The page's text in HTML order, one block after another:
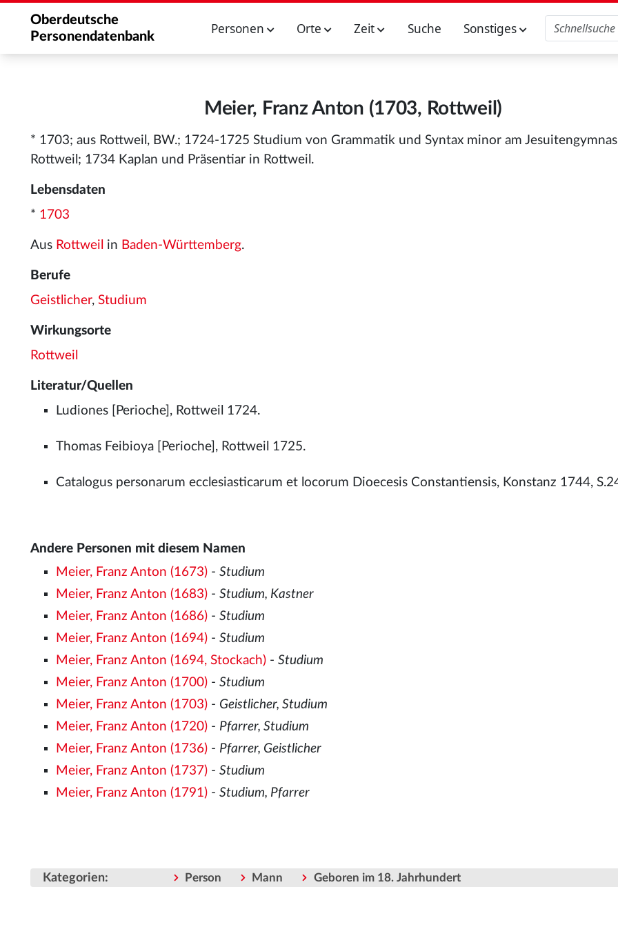
Oberdeutsche
Personendatenbank
Personen Orte Zeit Suche Sonstiges
Meier, Franz Anton (1703, Rottweil)
* 1703; aus Rottweil, BW.; 1724-1725 Studium von Grammatik und Syntax minor am
Rottweil; 1734 Kaplan und Präsentiar in Rottweil.
Lebensdaten
* 1703
Aus Rottweil in Baden-Württemberg.
Berufe
Geistlicher, Studium
Wirkungsorte
Rottweil
Literatur/Quellen
Ludiones [Perioche], Rottweil 1724.
Thomas Feibioya [Perioche], Rottweil 1725.
Catalogus personarum ecclesiasticarum et locorum Dioecesis Constantiensis, Konstanz 1744,
Andere Personen mit diesem Namen
Meier, Franz Anton (1673) -Studium
Meier, Franz Anton (1683) -Studium, Kastner
Meier, Franz Anton (1686) -Studium
Meier, Franz Anton (1694) -Studium
Meier, Franz Anton (1694, Stockach) -Studium
Meier, Franz Anton (1700) -Studium
Meier, Franz Anton (1703) - Geistlicher, Studium
Meier, Franz Anton (1720) - Pfarrer, Studium
Meier, Franz Anton (1736) - Pfarrer, Geistlicher
Meier, Franz Anton (1737) -Studium
Meier, Franz Anton (1791) -Studium, Pfarrer
Kategorien: Person Mann Geboren im 18. Jahrhundert